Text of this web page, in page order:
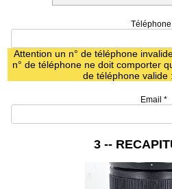
Téléphone
Attention un n° de téléphone
n° de téléphone ne doit comporter
de téléphone valide
Email *
3 --